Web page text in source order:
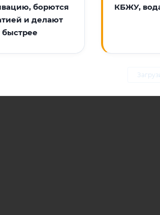
борются
и делают
быстрее
КБЖУ,